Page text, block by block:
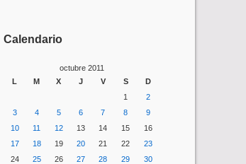
Calendario
octubre 2011
L
M X J V S
D
1
2
3
4 5 6 7 8
9
10
11 12 13 14 15
16
17
18 19 20 21 22
23
24
25 26 27 28 29
30